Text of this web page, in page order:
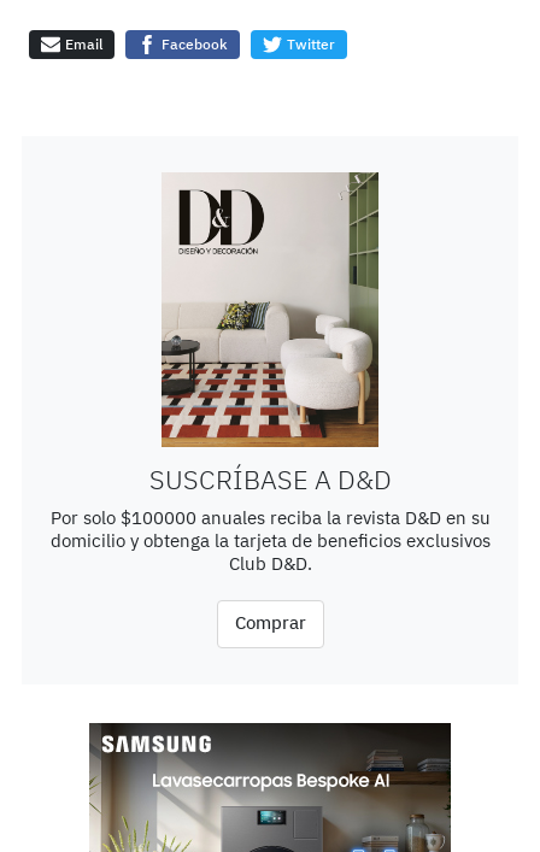
Email Facebook Twitter
SUSCRÍBASE A D&D
Por solo $100000 anuales reciba la revista D&D en su
domicilio y obtenga la tarjeta de beneficios exclusivos
Club D&D.
Comprar